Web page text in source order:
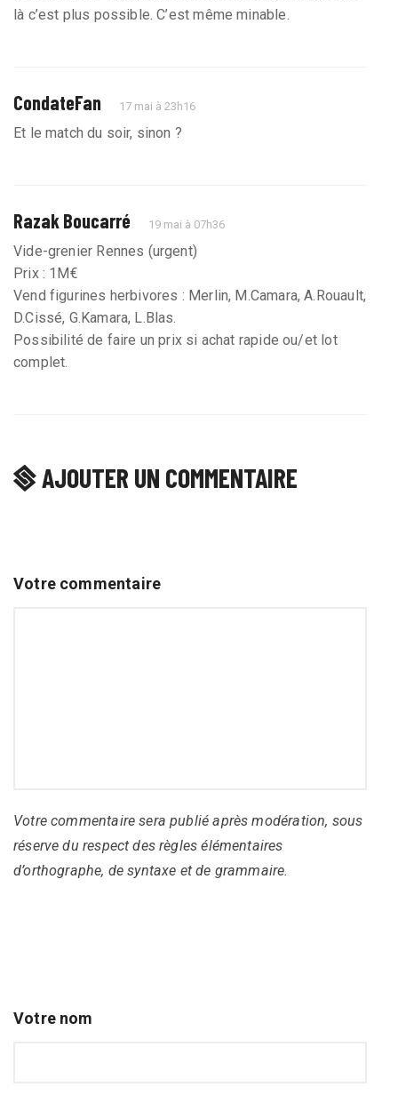
là c’est plus possible. C’est même minable.
CondateFan 17 mai à 23h16
Et le match du soir, sinon ?
Razak Boucarré 19 mai à 07h36
Vide-grenier Rennes (urgent)
Prix : 1M€
Vend figurines herbivores : Merlin, M.Camara, A.Rouault,
D.Cissé, G.Kamara, L.Blas.
Possibilité de faire un prix si achat rapide ou/et lot
complet.
AJOUTER UN COMMENTAIRE
Votre commentaire
Votre commentaire sera publié après modération, sous
réserve du respect des règles élémentaires
d’orthographe, de syntaxe et de grammaire.
Votre nom